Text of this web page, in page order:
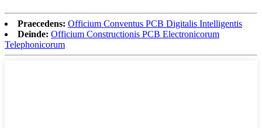
Praecedens: Officium Conventus PCB Digitalis Intelligentis
Deinde: Officium Constructionis PCB Electronicorum
Telephonicorum